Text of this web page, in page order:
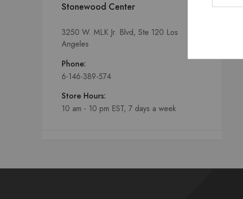
Stonewood Center
3250 W. MLK Jr. Blvd, Ste 120 Los
Angeles
Phone:
6-146-389-574
Store Hours:
10 am - 10 pm EST, 7 days a week